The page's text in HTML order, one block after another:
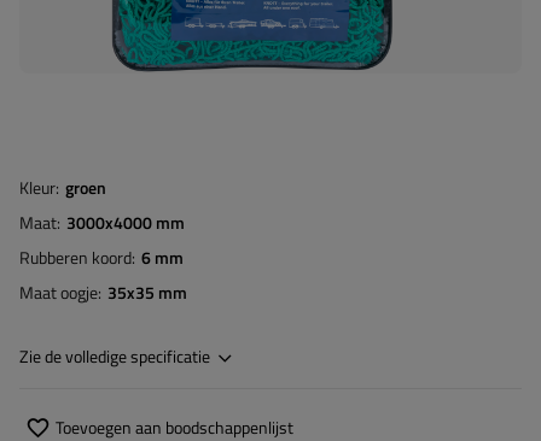
Kleur groen
Maat 3000x4000 mm
Rubberen koord 6 mm
Maat oogje 35x35 mm
Zie de volledige specificatie
Toevoegen aan boodschappenlijst